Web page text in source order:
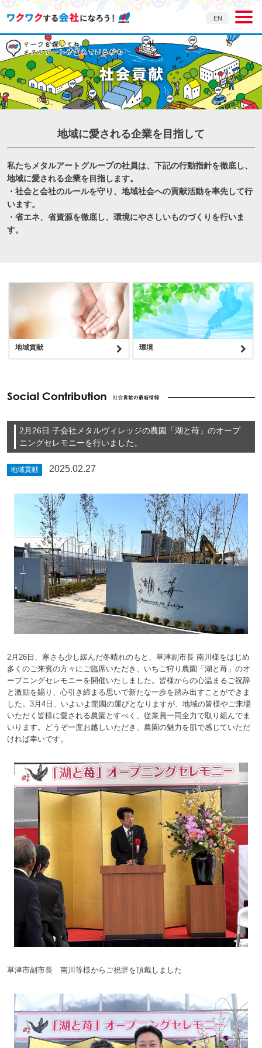
EN
地域に愛される企業を目指して
私たちメタルアートグループの社員は、下記の行動指針を徹底し、
地域に愛される企業を目指します。
・社会と会社のルールを守り、地域社会への貢献活動を率先して行
います。
・省エネ、省資源を徹底し、環境にやさしいものづくりを行いま
す。
地域貢献 環境
2月26日 子会社メタルヴィレッジの農園「湖と苺」のオープ
ニングセレモニーを行いました。
地域貢献 2025.02.27
2月26日、寒さも少し緩んだ冬晴れのもと、草津副市長 南川様をはじめ
多くのご来賓の方々にご臨席いただき、いちご狩り農園「湖と苺」のオ
ープニングセレモニーを開催いたしました。皆様からの心温まるご祝辞
と激励を賜り、心引き締まる思いで新たな一歩を踏み出すことができま
した。3月4日、いよいよ開園の運びとなりますが、地域の皆様やご来場
いただく皆様に愛される農園とすべく、従業員一同全力で取り組んでま
いります。どうぞ一度お越しいただき、農園の魅力を肌で感じていただ
ければ幸いです。
草津市副市長 南川等様からご祝辞を頂戴しました